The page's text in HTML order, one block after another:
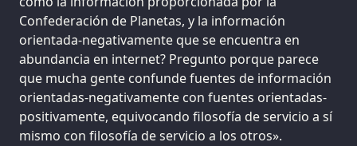
Confederación de Planetas, y la información
orientada-negativamente que se encuentra en
abundancia en internet? Pregunto porque parece
que mucha gente confunde fuentes de información
orientadas-negativamente con fuentes orientadas-
positivamente, equivocando filosofía de servicio a sí
mismo con filosofía de servicio a los otros».